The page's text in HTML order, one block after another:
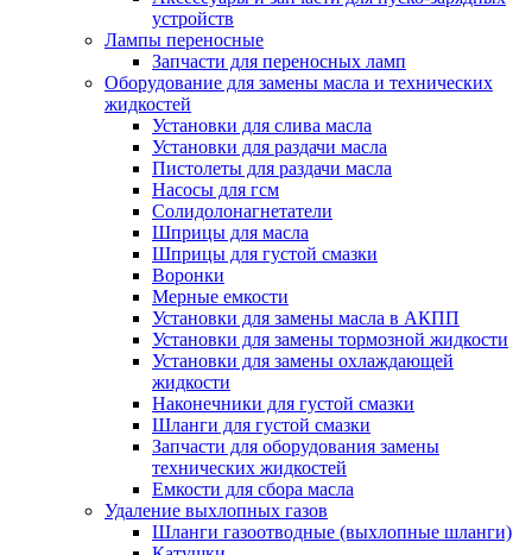
устройств
Лампы переносные
Запчасти для переносных ламп
Оборудование для замены масла и технических
жидкостей
Установки для слива масла
Установки для раздачи масла
Пистолеты для раздачи масла
Насосы для гсм
Солидолонагнетатели
Шприцы для масла
Шприцы для густой смазки
Воронки
Мерные емкости
Установки для замены масла в АКПП
Установки для замены тормозной жидкости
Установки для замены охлаждающей
жидкости
Наконечники для густой смазки
Шланги для густой смазки
Запчасти для оборудования замены
технических жидкостей
Емкости для сбора масла
Удаление выхлопных газов
Шланги газоотводные (выхлопные шланги)